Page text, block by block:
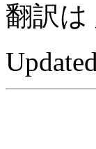
翻訳は